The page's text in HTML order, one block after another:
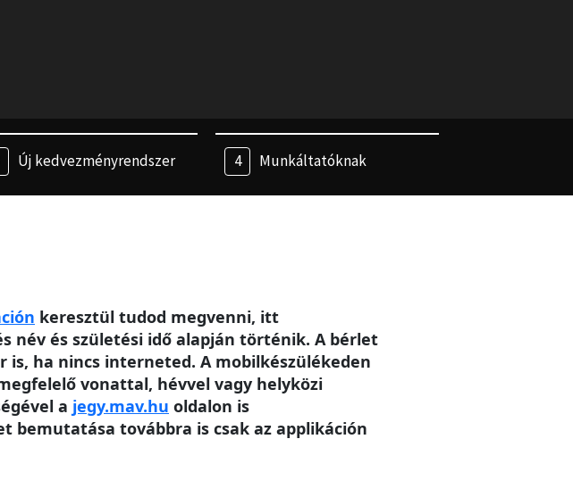
Új kedvezményrendszer Munkáltatóknak
keresztül tudod megvenni, itt
név és születési idő alapján történik. A bérlet
ha nincs interneted. A mobilkészülékeden
vonattal, hévvel vagy helyközi
a jegy.mav.hu oldalon is
bemutatása továbbra is csak az applikáción